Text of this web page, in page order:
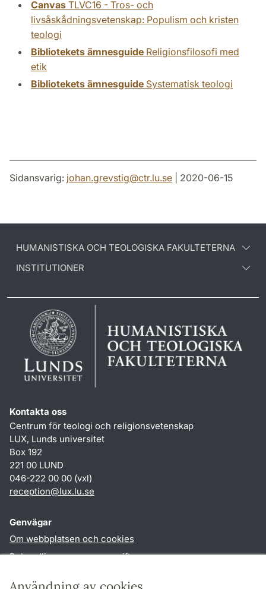
Canvas TLVC16 - Tros- och
livsåskådningsvetenskap: Populism och kristen
teologi
Bibliotekets ämnesguide Religionsfilosofi med
etik
Bibliotekets ämnesguide Systematisk teologi
Sidansvarig: johan.grevstig@ctr.lu.se | 2020-06-15
HUMANISTISKA OCH TEOLOGISKA FAKULTETERNA
INSTITUTIONER
Kontakta oss
Centrum för teologi och religionsvetenskap
LUX, Lunds universitet
Box 192
221 00 LUND
046-222 00 00 (vxl)
reception@lux.lu.se
Genvägar
Om webbplatsen och cookies
Behandling av personuppgifter